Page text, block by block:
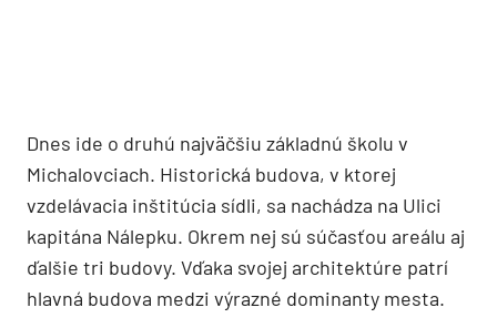
Dnes ide o druhú najväčšiu základnú školu v
Michalovciach. Historická budova, v ktorej
vzdelávacia inštitúcia sídli, sa nachádza na Ulici
kapitána Nálepku. Okrem nej sú súčasťou areálu aj
ďalšie tri budovy. Vďaka svojej architektúre patrí
hlavná budova medzi výrazné dominanty mesta.